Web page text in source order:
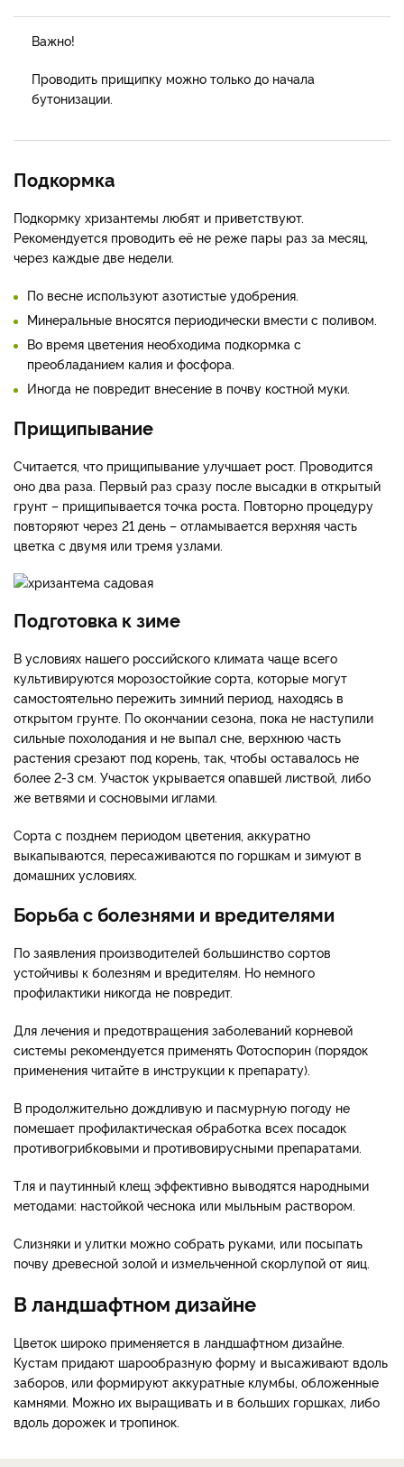
Важно!
Проводить прищипку можно только до начала
бутонизации.
Подкормка
Подкормку хризантемы любят и приветствуют.
Рекомендуется проводить её не реже пары раз за месяц,
через каждые две недели.
По весне используют азотистые удобрения.
Минеральные вносятся периодически вмести с поливом.
Во время цветения необходима подкормка с
преобладанием калия и фосфора.
Иногда не повредит внесение в почву костной муки.
Прищипывание
Считается, что прищипывание улучшает рост. Проводится
оно два раза. Первый раз сразу после высадки в открытый
грунт – прищипывается точка роста. Повторно процедуру
повторяют через 21 день – отламывается верхняя часть
цветка с двумя или тремя узлами.
Подготовка к зиме
В условиях нашего российского климата чаще всего
культивируются морозостойкие сорта, которые могут
самостоятельно пережить зимний период, находясь в
открытом грунте. По окончании сезона, пока не наступили
сильные похолодания и не выпал сне, верхнюю часть
растения срезают под корень, так, чтобы оставалось не
более 2-3 см. Участок укрывается опавшей листвой, либо
же ветвями и сосновыми иглами.
Сорта с позднем периодом цветения, аккуратно
выкапываются, пересаживаются по горшкам и зимуют в
домашних условиях.
Борьба с болезнями и вредителями
По заявления производителей большинство сортов
устойчивы к болезням и вредителям. Но немного
профилактики никогда не повредит.
Для лечения и предотвращения заболеваний корневой
системы рекомендуется применять Фотоспорин (порядок
применения читайте в инструкции к препарату).
В продолжительно дождливую и пасмурную погоду не
помешает профилактическая обработка всех посадок
противогрибковыми и противовирусными препаратами.
Тля и паутинный клещ эффективно выводятся народными
методами: настойкой чеснока или мыльным раствором.
Слизняки и улитки можно собрать руками, или посыпать
почву древесной золой и измельченной скорлупой от яиц.
В ландшафтном дизайне
Цветок широко применяется в ландшафтном дизайне.
Кустам придают шарообразную форму и высаживают вдоль
заборов, или формируют аккуратные клумбы, обложенные
камнями. Можно их выращивать и в больших горшках, либо
вдоль дорожек и тропинок.